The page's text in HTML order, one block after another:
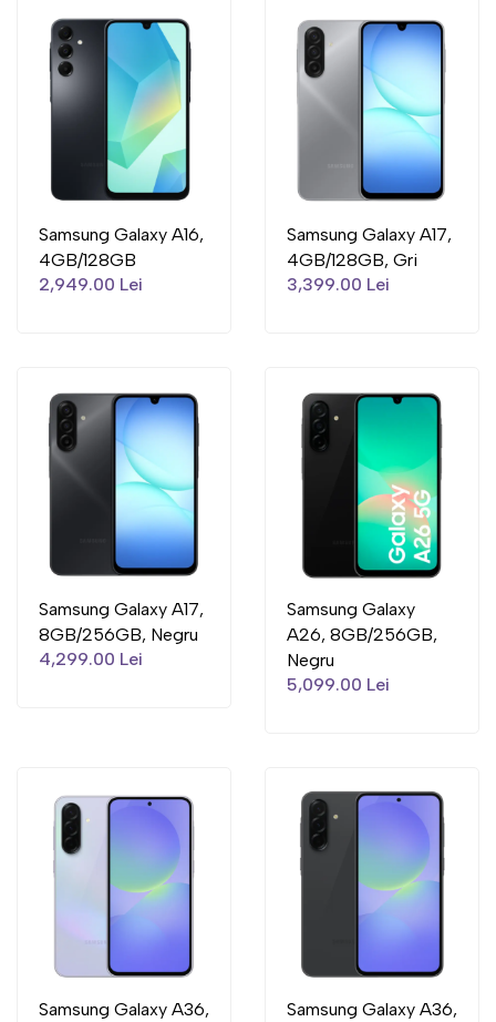
Samsung Galaxy A16,
4GB/128GB
2,949.00 Lei
Samsung Galaxy A17,
4GB/128GB, Gri
3,399.00 Lei
Samsung Galaxy A17,
8GB/256GB, Negru
4,299.00 Lei
Samsung Galaxy
A26, 8GB/256GB,
Negru
5,099.00 Lei
Samsung Galaxy A36,
Samsung Galaxy A36,